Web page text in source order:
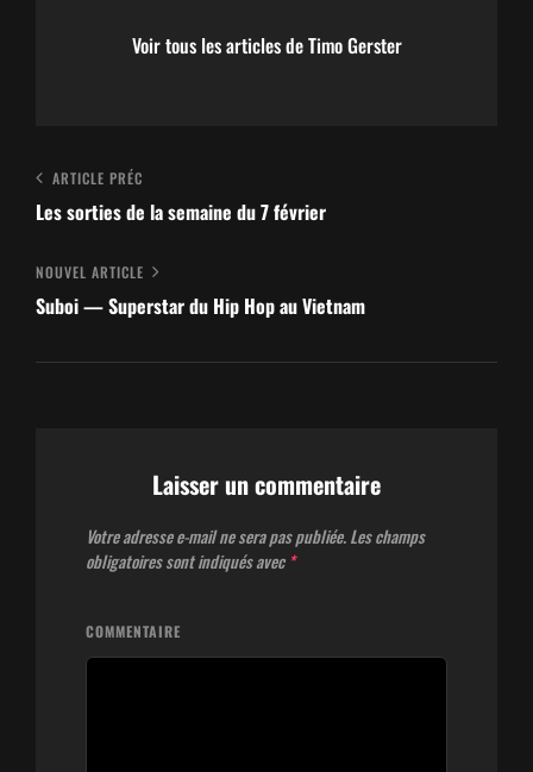
Voir tous les articles de Timo Gerster
Navigation
de
Article
Précédent
ARTICLE PRÉC
Les sorties de la semaine du 7 février
Nouvel
article
NOUVEL ARTICLE
Suboi — Superstar du Hip Hop au Vietnam
Laisser un commentaire
Votre adresse e-mail ne sera pas publiée.Les champs
obligatoires sont indiqués avec *
COMMENTAIRE